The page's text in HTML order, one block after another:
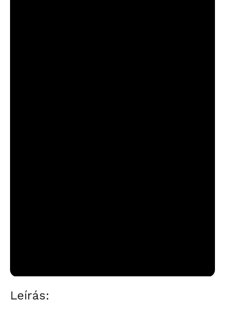
Leírás: